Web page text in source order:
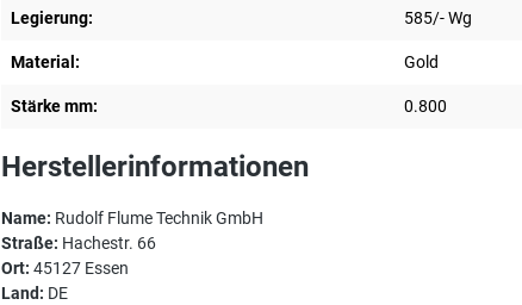
Legierung: 585/- Wg
Material: Gold
Stärke mm: 0.800
Herstellerinformationen
Name: Rudolf Flume Technik GmbH
Straße: Hachestr. 66
Ort: 45127 Essen
Land: DE